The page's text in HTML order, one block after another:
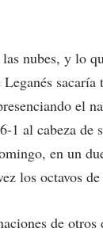
nubes, y lo
el
1 al cabeza
en un
los octavos
de otros